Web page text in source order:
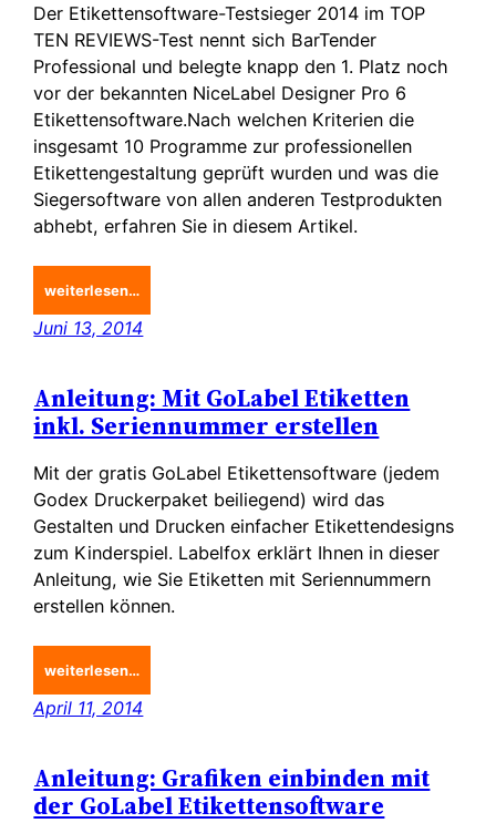
Der Etikettensoftware-Testsieger 2014 im TOP
TEN REVIEWS-Test nennt sich BarTender
Professional und belegte knapp den 1. Platz noch
vor der bekannten NiceLabel Designer Pro 6
Etikettensoftware.Nach welchen Kriterien die
insgesamt 10 Programme zur professionellen
Etikettengestaltung geprüft wurden und was die
Siegersoftware von allen anderen Testprodukten
abhebt, erfahren Sie in diesem Artikel.
weiterlesen…
Juni 13, 2014
Anleitung: Mit GoLabel Etiketten
inkl. Seriennummer erstellen
Mit der gratis GoLabel Etikettensoftware (jedem
Godex Druckerpaket beiliegend) wird das
Gestalten und Drucken einfacher Etikettendesigns
zum Kinderspiel. Labelfox erklärt Ihnen in dieser
Anleitung, wie Sie Etiketten mit Seriennummern
erstellen können.
weiterlesen…
April 11, 2014
Anleitung: Grafiken einbinden mit
der GoLabel Etikettensoftware